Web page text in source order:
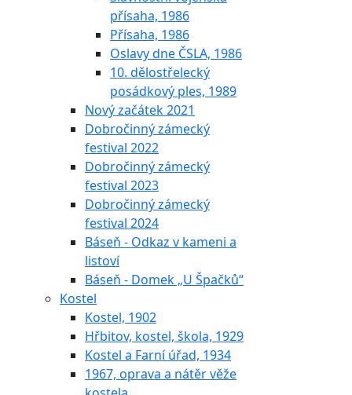
přísaha, 1986
Přísaha, 1986
Oslavy dne ČSLA, 1986
10. dělostřelecký
posádkový ples, 1989
Nový začátek 2021
Dobročinný zámecký
festival 2022
Dobročinný zámecký
festival 2023
Dobročinný zámecký
festival 2024
Báseň - Odkaz v kameni a
listoví
Báseň - Domek „U Špačků“
Kostel
Kostel, 1902
Hřbitov, kostel, škola, 1929
Kostel a Farní úřad, 1934
1967, oprava a nátěr věže